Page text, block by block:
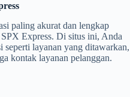
paling akurat dan lengkap
Express. Di situs ini, Anda
seperti layanan yang ditawarkan,
kontak layanan pelanggan.